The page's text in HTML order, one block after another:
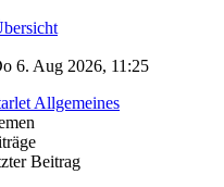
6. Aug 2026, 11:25
Allgemeines
Beitrag